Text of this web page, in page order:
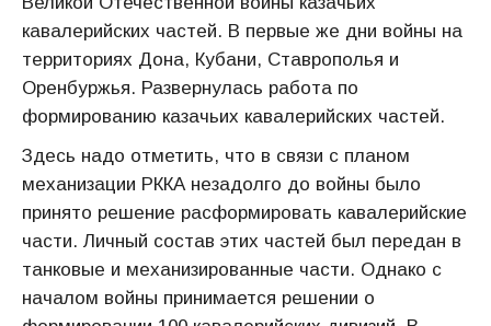
кавалерийских частей. В первые же дни войны на
территориях Дона, Кубани, Ставрополья и
Оренбуржья. Развернулась работа по
формированию казачьих кавалерийских частей.
Здесь надо отметить, что в связи с планом
механизации РККА незадолго до войны было
принято решение расформировать кавалерийские
части. Личный состав этих частей был передан в
танковые и механизированные части. Однако с
началом войны принимается решении о